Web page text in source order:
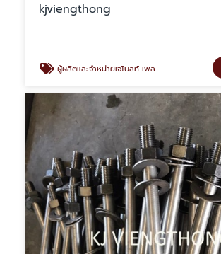
kjviengthong
ผู้ผลิตและจำหน่ายเจโบลท์ เพลท ราคาโรงงาน